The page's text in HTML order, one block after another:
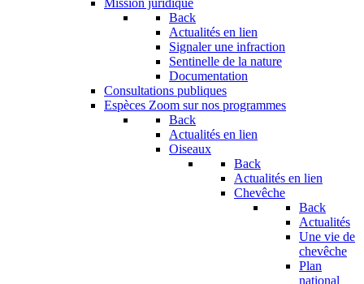
Mission juridique
Back
Actualités en lien
Signaler une infraction
Sentinelle de la nature
Documentation
Consultations publiques
Espèces Zoom sur nos programmes
Back
Actualités en lien
Oiseaux
Back
Actualités en lien
Chevêche
Back
Actualités
Une vie de
chevêche
Plan
national